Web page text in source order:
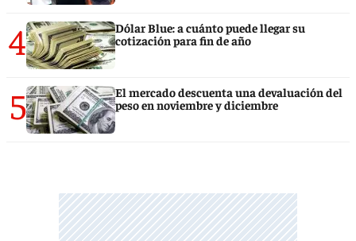
4
Dólar Blue: a cuánto puede llegar su
cotización para fin de año
5
El mercado descuenta una devaluación del
peso en noviembre y diciembre